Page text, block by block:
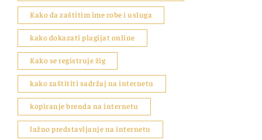
Kako da zaštitim ime robe i usluga
kako dokazati plagijat online
Kako se registruje žig
kako zaštititi sadržaj na internetu
kopiranje brenda na internetu
lažno predstavljanje na internetu